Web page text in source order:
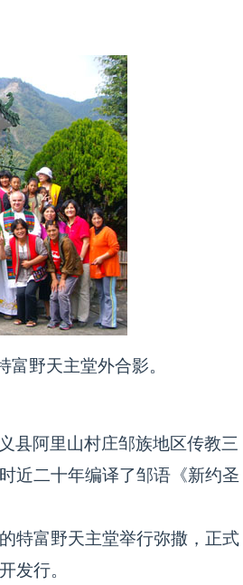
野天主堂外合影。
阿里山村庄邹族地区传教三
近二十年编译了邹语《新约圣
富野天主堂举行弥撒，正式
发行。